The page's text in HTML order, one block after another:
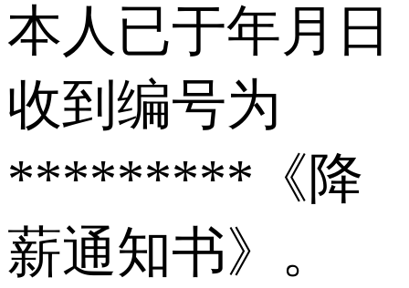
本人已于年月日
收到编号为
*********《降
薪通知书》。